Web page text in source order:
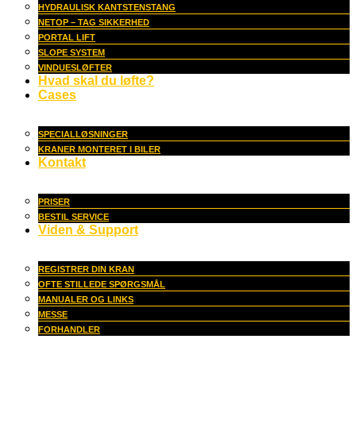
HYDRAULISK KANTSTENSTANG
NETOP – TAG SIKKERHED
PORTAL LIFT
SLOPE SYSTEM
VINDUESLØFTER
Hvad skal du løfte?
Cases
SPECIALLØSNINGER
KRANER MONTERET I BILER
Kontakt
PRISER
BESTIL SERVICE
Viden & Support
REGISTRER DIN KRAN
OFTE STILLEDE SPØRGSMÅL
MANUALER OG LINKS
MESSE
FORHANDLER